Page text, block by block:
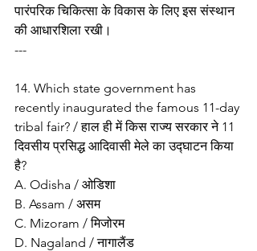
पारंपरिक चिकित्सा के विकास के लिए इस संस्थान
की आधारशिला रखी।
---
14. Which state government has
recently inaugurated the famous 11-day
tribal fair? / हाल ही में किस राज्य सरकार ने 11
दिवसीय प्रसिद्ध आदिवासी मेले का उद्घाटन किया
है?
A. Odisha / ओडिशा
B. Assam / असम
C. Mizoram / मिजोरम
D. Nagaland / नागालैंड